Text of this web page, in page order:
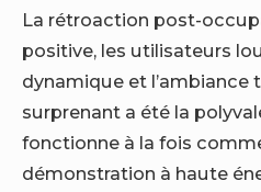
La rétroaction post-
positive, les utilisateurs
dynamique et l’ambiance
surprenant a été la
fonctionne à la fois
démonstration à haute